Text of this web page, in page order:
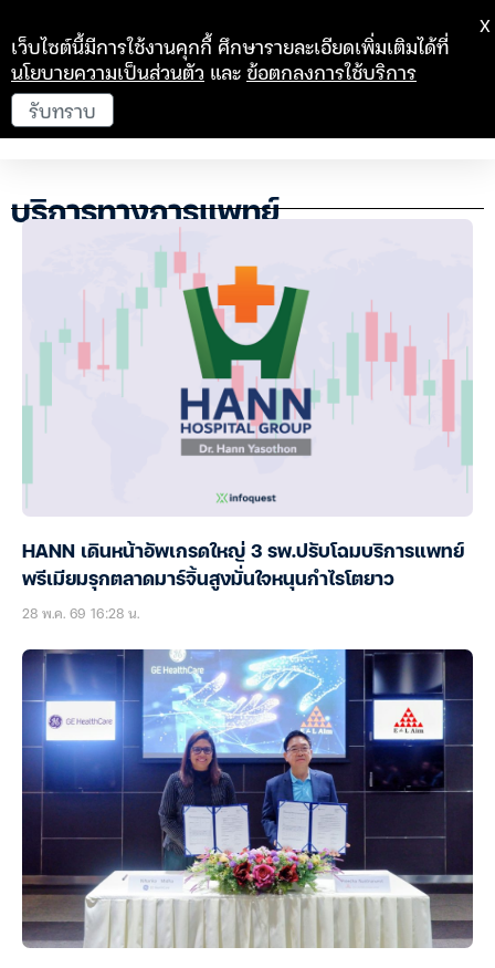
บริการทางการแพทย์
HANN เดินหน้าอัพเกรดใหญ่ 3 รพ.ปรับโฉมบริการแพทย์
พรีเมียมรุกตลาดมาร์จิ้นสูงมั่นใจหนุนกำไรโตยาว
28 พ.ค. 69 16:28 น.
เว็บไซต์นี้มีการใช้งานคุกกี้ ศึกษารายละเอียดเพิ่มเติมได้ที่
นโยบายความเป็นส่วนตัว และข้อตกลงการใช้บริการ
รับทราบ
X